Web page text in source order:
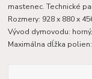
mastenec. Technické
Rozmery: 928 x 880 x
Vývod dymovodu:
Maximálna dĺžka